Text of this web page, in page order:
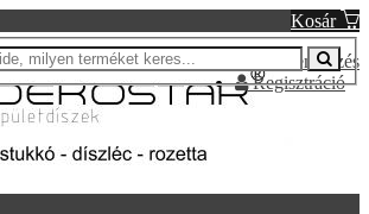
Kosár
Bejelentkezés
Regisztráció